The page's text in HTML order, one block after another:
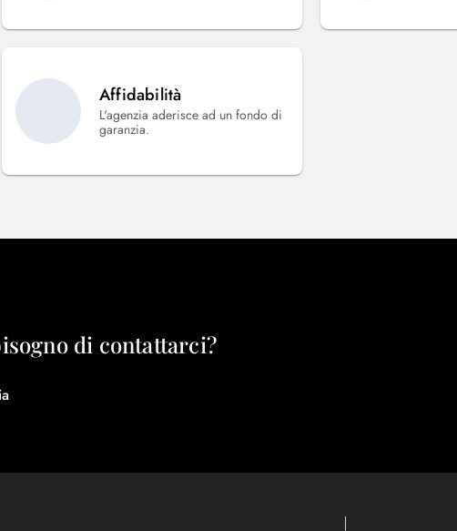
Affidabilità
L'agenzia aderisce ad un fondo di
garanzia.
di contattarci?